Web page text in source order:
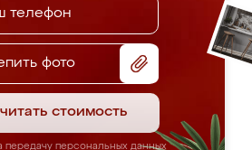
фото
стоимость
передачу персональных данных